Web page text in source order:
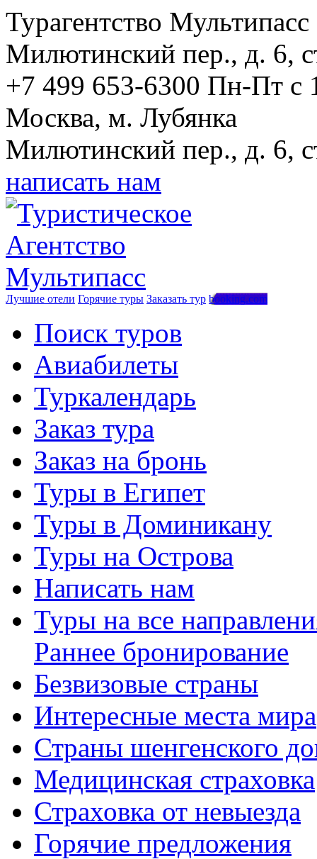
Турагентство Мультипасс
Милютинский пер., д. 6,
+7 499 653-6300 Пн-Пт с
Москва, м. Лубянка
Милютинский пер., д. 6,
написать нам
Лучшие отели Горячие туры Заказать тур booking.com
Поиск туров
Авиабилеты
Туркалендарь
Заказ тура
Заказ на бронь
Туры в Египет
Туры в Доминикану
Туры на Острова
Написать нам
Туры на все
Раннее бронирование
Безвизовые страны
Интересные места мира
Страны шенгенского
Медицинская страховка
Страховка от невыезда
Горячие предложения